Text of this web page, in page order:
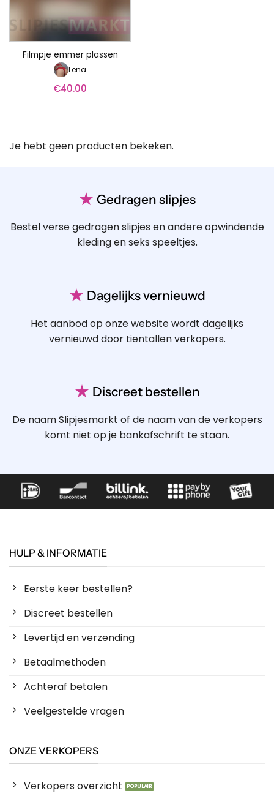
Filmpje emmer plassen
Lena
€40.00
Je hebt geen producten bekeken.
★ Gedragen slipjes
Bestel verse gedragen slipjes en andere opwindende
kleding en seks speeltjes.
★ Dagelijks vernieuwd
Het aanbod op onze website wordt dagelijks
vernieuwd door tientallen verkopers.
★ Discreet bestellen
De naam Slipjesmarkt of de naam van de verkopers
komt niet op je bankafschrift te staan.
HULP & INFORMATIE
Eerste keer bestellen?
Discreet bestellen
Levertijd en verzending
Betaalmethoden
Achteraf betalen
Veelgestelde vragen
ONZE VERKOPERS
Verkopers overzicht